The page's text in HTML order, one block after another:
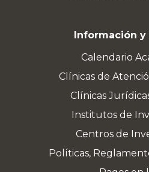
Información y
Calendario
Clínicas de
Clínicas
Institutos de
Centros de
Políticas,